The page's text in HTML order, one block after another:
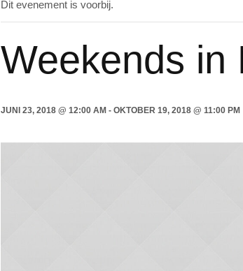
Dit evenement is voorbij.
Weekends in
JUNI 23, 2018 @ 12:00 AM - OKTOBER 19, 2018 @ 11:00 PM